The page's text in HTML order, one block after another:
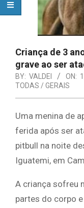
Criança de 3
grave ao ser
BY: VALDEI ON:
TODAS / GERAIS
Uma menina de
ferida após ser
pitbull na noite
Iguatemi, em
A criança sofreu
partes do corpo